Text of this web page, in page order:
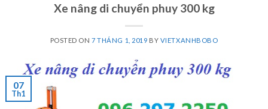
Xe nâng di chuyển phuy 300 kg
POSTED ON7 THÁNG 1, 2019 BY VIETXANHBOBO
07
Th1